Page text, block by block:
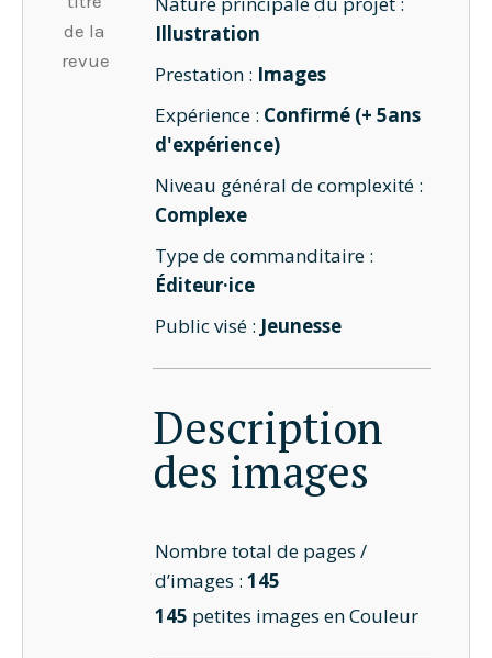
de la
revue
Illustration
Prestation : Images
Expérience : Confirmé (+ 5ans
d'expérience)
Niveau général de complexité :
Complexe
Type de commanditaire :
Éditeur·ice
Public visé : Jeunesse
Description
des images
Nombre total de pages /
d’images :145
145 petites images en Couleur